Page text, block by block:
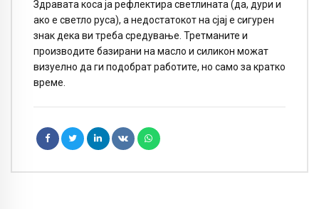
Здравата коса ја рефлектира светлината (да, дури и
ако е светло руса), а недостатокот на сјај е сигурен
знак дека ви треба средување. Третманите и
производите базирани на масло и силикон можат
визуелно да ги подобрат работите, но само за кратко
време.